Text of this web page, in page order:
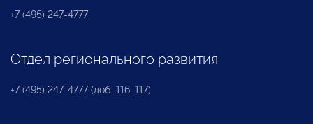
+7 (495) 247-4777
Отдел регионального развития
+7 (495) 247-4777 (доб. 116, 117)